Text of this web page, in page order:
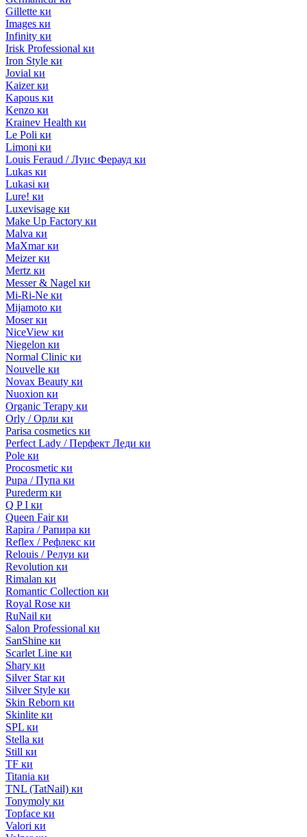
Gillette ки
Images ки
Infinity ки
Irisk Professional ки
Iron Style ки
Jovial ки
Kaizer ки
Kapous ки
Kenzo ки
Krainev Health ки
Le Poli ки
Limoni ки
Louis Feraud / Луис Ферауд ки
Lukas ки
Lukasi ки
Lure! ки
Luxevisage ки
Make Up Factory ки
Malva ки
MaXmar ки
Meizer ки
Mertz ки
Messer & Nagel ки
Mi-Ri-Ne ки
Mijamoto ки
Moser ки
NiceView ки
Niegelon ки
Normal Clinic ки
Nouvelle ки
Novax Beauty ки
Nuoxion ки
Organic Terapy ки
Orly / Орли ки
Parisa cosmetics ки
Perfect Lady / Перфект Леди ки
Pole ки
Procosmetic ки
Pupa / Пупа ки
Purederm ки
Q P I ки
Queen Fair ки
Rapira / Рапира ки
Reflex / Рефлекс ки
Relouis / Релуи ки
Revolution ки
Rimalan ки
Romantic Collection ки
Royal Rose ки
RuNail ки
Salon Professional ки
SanShine ки
Scarlet Line ки
Shary ки
Silver Star ки
Silver Style ки
Skin Reborn ки
Skinlite ки
SPL ки
Stella ки
Still ки
TF ки
Titania ки
TNL (TatNail) ки
Tonymoly ки
Topface ки
Valori ки